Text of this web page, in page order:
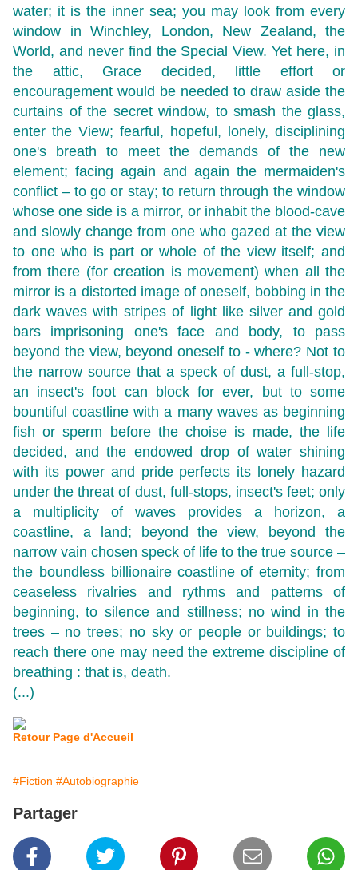
water; it is the inner sea; you may look from every
window in Winchley, London, New Zealand, the
World, and never find the Special View. Yet here, in
the attic, Grace decided, little effort or
encouragement would be needed to draw aside the
curtains of the secret window, to smash the glass,
enter the View; fearful, hopeful, lonely, disciplining
one's breath to meet the demands of the new
element; facing again and again the mermaiden's
conflict – to go or stay; to return through the window
whose one side is a mirror, or inhabit the blood-cave
and slowly change from one who gazed at the view
to one who is part or whole of the view itself; and
from there (for creation is movement) when all the
mirror is a distorted image of oneself, bobbing in the
dark waves with stripes of light like silver and gold
bars imprisoning one's face and body, to pass
beyond the view, beyond oneself to - where? Not to
the narrow source that a speck of dust, a full-stop,
an insect's foot can block for ever, but to some
bountiful coastline with a many waves as beginning
fish or sperm before the choise is made, the life
decided, and the endowed drop of water shining
with its power and pride perfects its lonely hazard
under the threat of dust, full-stops, insect's feet; only
a multiplicity of waves provides a horizon, a
coastline, a land; beyond the view, beyond the
narrow vain chosen speck of life to the true source –
the boundless billionaire coastline of eternity; from
ceaseless rivalries and rythms and patterns of
beginning, to silence and stillness; no wind in the
trees – no trees; no sky or people or buildings; to
reach there one may need the extreme discipline of
breathing : that is, death.
(...)
Retour Page d'Accueil
#Fiction #Autobiographie
Partager